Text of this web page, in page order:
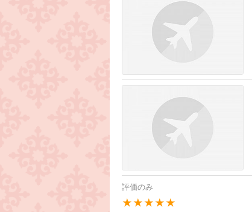
評価のみ
★★★★★